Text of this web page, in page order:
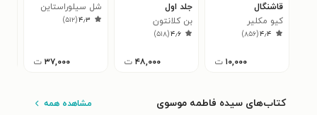
قاشنگال
کیو مکلیر
۴٫۴(۸۵۶)
۱۰,۰۰۰ ت
جلد اول
بن کلانتون
۴٫۶(۵۱۸)
۴۸,۰۰۰ ت
شل سیلوراستاین
۴٫۳(۵۱۲)
۳۷,۰۰۰ ت
کتاب‌های سیده فاطمه موسوی مشاهده همه